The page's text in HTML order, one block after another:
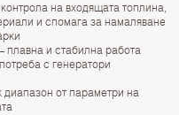
на входящата топлина,
и спомага за намаляване
плавна и стабилна работа
с генератори
от параметри на